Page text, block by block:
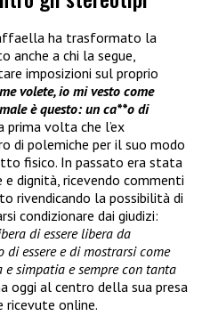
ha trasformato la
anche a chi la segue,
imposizioni sul proprio
volete, io mi vesto come
è questo: un ca**o di
prima volta che l’ex
di polemiche per il suo modo
fisico. In passato era stata
e dignità, ricevendo commenti
rivendicando la possibilità di
condizionare dai giudizi:
di essere libera da
essere e di mostrarsi come
simpatia e sempre con tanta
oggi al centro della sua presa
ricevute online.